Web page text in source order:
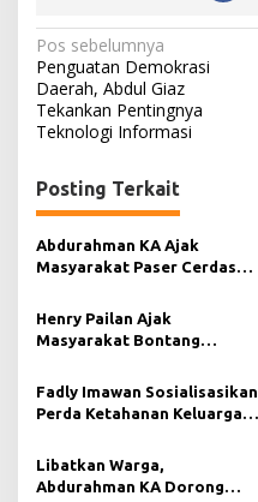
N
a
v
g
a
s
p
o
s
Pos sebelumnya
Penguatan Demokrasi
Daerah, Abdul Giaz
Tekankan Pentingnya
Teknologi Informasi
Posting Terkait
Abdurahman KA Ajak
Masyarakat Paser Cerdas
Digital
Henry Pailan Ajak
Masyarakat Bontang
terhadap Bahaya Narkoba
Fadly Imawan Sosialisasikan
Perda Ketahanan Keluarga,
Libatkan Warga,
Abdurahman KA Dorong